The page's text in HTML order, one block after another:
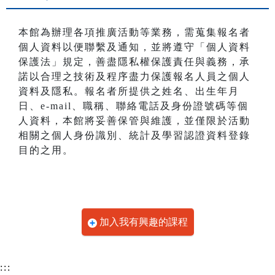
本館為辦理各項推廣活動等業務，需蒐集報名者
個人資料以便聯繫及通知，並將遵守「個人資料
保護法」規定，善盡隱私權保護責任與義務，承
諾以合理之技術及程序盡力保護報名人員之個人
資料及隱私。報名者所提供之姓名、出生年月
日、e-mail、職稱、聯絡電話及身份證號碼等個
人資料，本館將妥善保管與維護，並僅限於活動
相關之個人身份識別、統計及學習認證資料登錄
目的之用。
加入我有興趣的課程
:::